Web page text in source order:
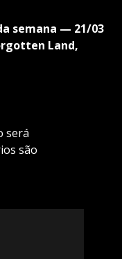
semana — 21/03
Land,
será
são